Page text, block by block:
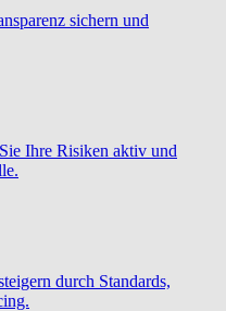
sichern und
Ihre Risiken aktiv und
durch Standards,